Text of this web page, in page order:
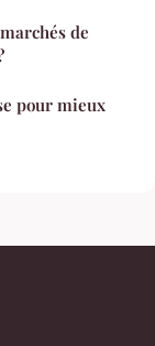
de
pour mieux